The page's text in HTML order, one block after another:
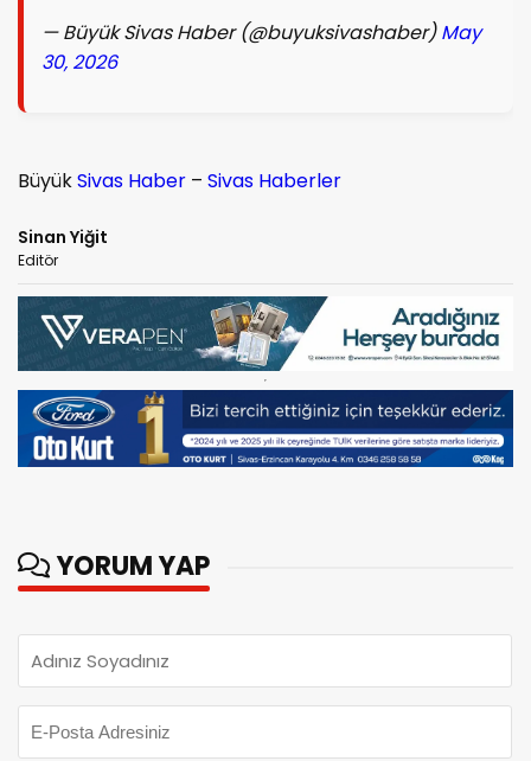
— Büyük Sivas Haber (@buyuksivashaber)May
30, 2026
BüyükSivas Haber – Sivas Haberler
Sinan Yiğit
Editör
YORUM YAP